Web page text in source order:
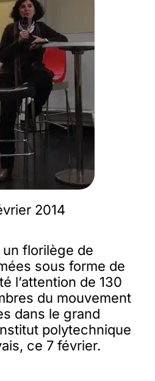
Responsables
2014
un florilège de
sous forme de
l’attention de 130
du mouvement
dans le grand
polytechnique
ce 7 février.